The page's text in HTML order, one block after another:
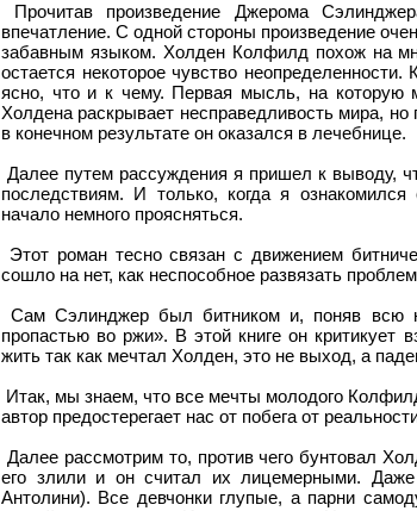
Прочитав произведение Джерома
впечатление. С одной стороны произведение
забавным языком. Холден Колфилд похож на
остается некоторое чувство
ясно, что и к чему. Первая мысль, на которую
Холдена раскрывает несправедливость мира,
в конечном результате он оказался в лечебнице.
Далее путем рассуждения я пришел к выводу,
последствиям. И только, когда я
начало немного проясняться.
Этот роман тесно связан с движением
сошло на нет, как неспособное развязать
Сам Сэлинджер был битником и, поняв всю
пропастью во ржи». В этой книге он критикует
жить так как мечтал Холден, это не выход, а
Итак, мы знаем, что все мечты молодого
автор предостерегает нас от побега от
Далее рассмотрим то, против чего бунтовал
его злили и он считал их лицемерными.
Антолини). Все девчонки глупые, а парни